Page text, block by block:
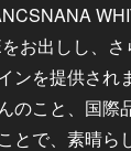
お出しし、
ンを提供され
のこと、国際
とで、素晴ら